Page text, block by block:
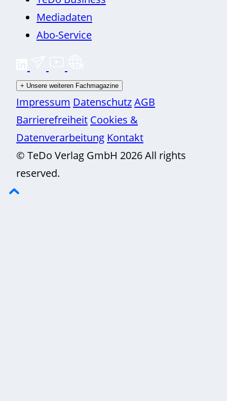
Mediadaten
Abo-Service
+ Unsere weiteren Fachmagazine
Impressum DatenschutzAGB
Barrierefreiheit Cookies &
Datenverarbeitung Kontakt
© TeDo Verlag GmbH 2026 All rights
reserved.